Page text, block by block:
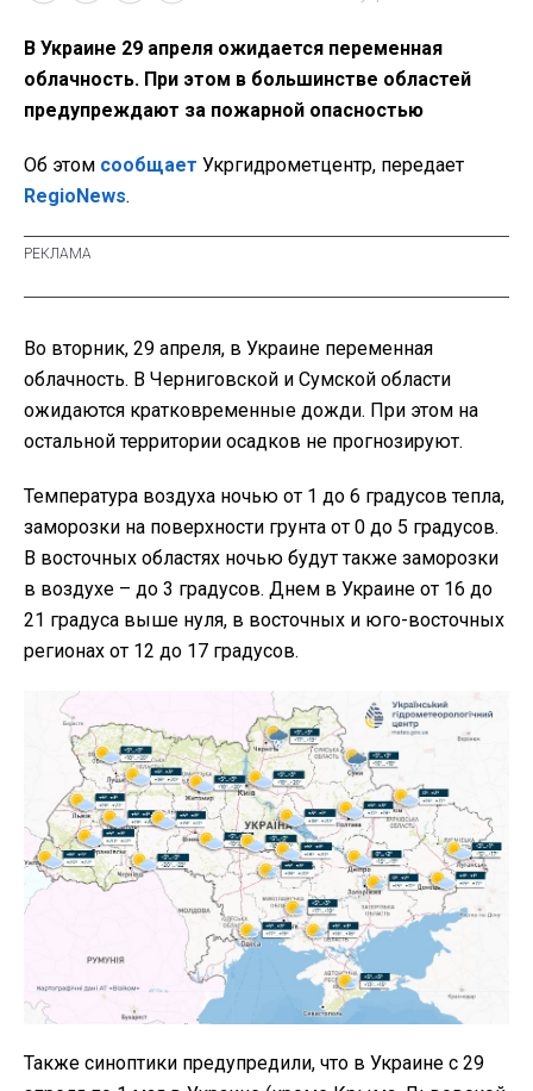
В Украине 29 апреля ожидается переменная
облачность. При этом в большинстве областей
предупреждают за пожарной опасностью
Об этом сообщает Укргидрометцентр, передает
RegioNews.
Во вторник, 29 апреля, в Украине переменная
облачность. В Черниговской и Сумской области
ожидаются кратковременные дожди. При этом на
остальной территории осадков не прогнозируют.
Температура воздуха ночью от 1 до 6 градусов тепла,
заморозки на поверхности грунта от 0 до 5 градусов.
В восточных областях ночью будут также заморозки
в воздухе – до 3 градусов. Днем в Украине от 16 до
21 градуса выше нуля, в восточных и юго-восточных
регионах от 12 до 17 градусов.
Также синоптики предупредили, что в Украине с 29